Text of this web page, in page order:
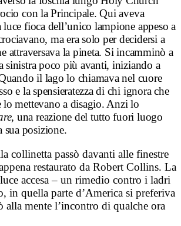
con la Principale. Qui aveva
fioca dell’unico lampione appeso a
ma era solo per decidersi a
attraversava la pineta. Si incamminò a
sinistra poco più avanti, iniziando a
il lago lo chiamava nel cuore
e la spensieratezza di chi ignora che
lo mettevano a disagio. Anzi lo
, una reazione del tutto fuori luogo
sua posizione.
collinetta passò davanti alle finestre
restaurato da Robert Collins. La
accesa – un rimedio contro i ladri
in quella parte d’America si preferiva
mente l’incontro di qualche ora